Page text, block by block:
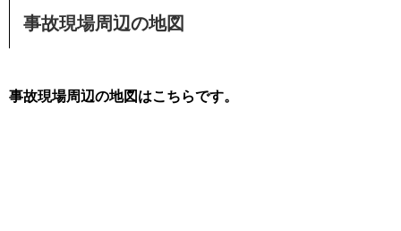
事故現場周辺の地図
事故現場周辺の地図はこちらです。